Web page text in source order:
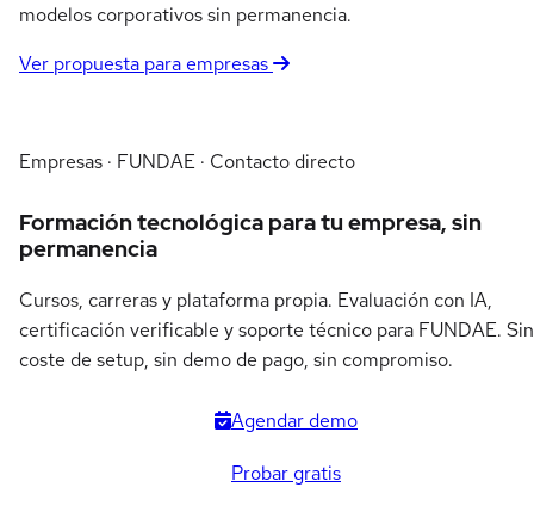
modelos corporativos sin permanencia.
Ver propuesta para empresas
Empresas · FUNDAE · Contacto directo
Formación tecnológica para tu empresa, sin
permanencia
Cursos, carreras y plataforma propia. Evaluación con IA,
certificación verificable y soporte técnico para FUNDAE. Sin
coste de setup, sin demo de pago, sin compromiso.
Agendar demo
Probar gratis